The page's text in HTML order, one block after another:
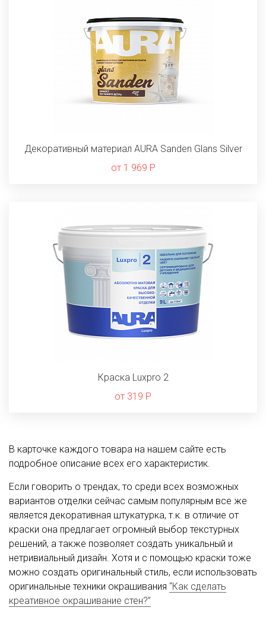
Декоративный материал AURA Sanden Glans Silver
от 1 969 Р
Краска Luxpro 2
от 319 Р
В карточке каждого товара на нашем сайте есть
подробное описание всех его характеристик.
Если говорить о трендах, то среди всех возможных
вариантов отделки сейчас самым популярным все же
является декоративная штукатурка, т.к. в отличие от
краски она предлагает огромный выбор текстурных
решений, а также позволяет создать уникальный и
нетривиальный дизайн. Хотя и с помощью краски тоже
можно создать оригинальный стиль, если использовать
оригинальные техники окрашивания “Как сделать
креативное окрашивание стен?”